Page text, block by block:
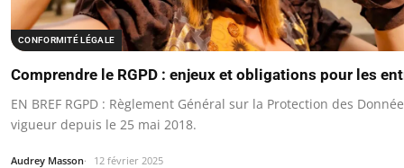
CONFORMITÉ LÉGALE
Comprendre le RGPD : enjeux et obligations pour les
EN BREF RGPD : Règlement Général sur la Protection des
vigueur depuis le 25 mai 2018.
Audrey Masson 12 février 2025